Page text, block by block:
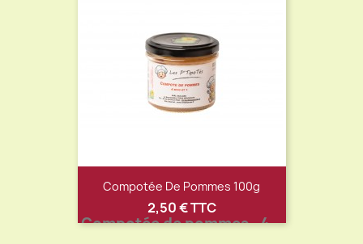
Compotée De Pommes 100g
Prix
2,50 € TTC
Compotée de pommes . 4